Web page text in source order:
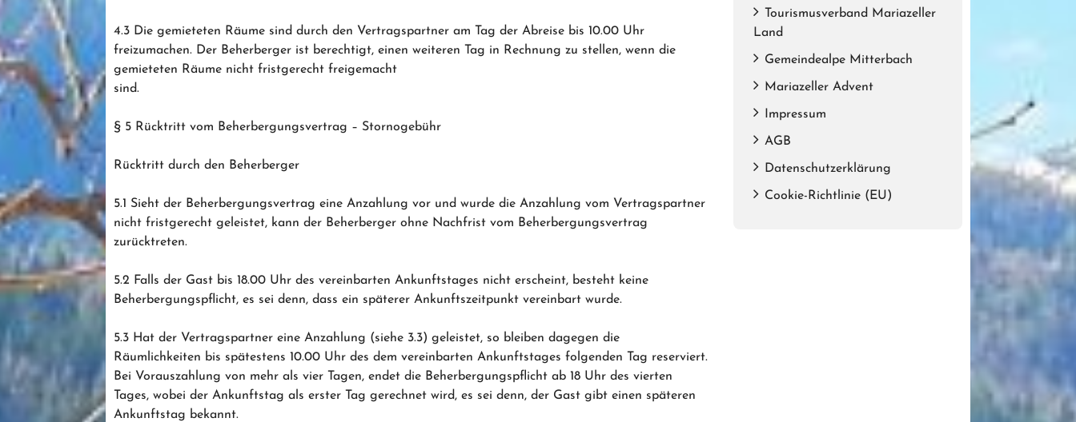
4.3 Die gemieteten Räume sind durch den Vertragspartner am Tag der Abreise bis 10.00 Uhr
freizumachen. Der Beherberger ist berechtigt, einen weiteren Tag in Rechnung zu stellen, wenn die
gemieteten Räume nicht fristgerecht freigemacht
sind.
§ 5 Rücktritt vom Beherbergungsvertrag – Stornogebühr
Rücktritt durch den Beherberger
5.1 Sieht der Beherbergungsvertrag eine Anzahlung vor und wurde die Anzahlung vom Vertragspartner
nicht fristgerecht geleistet, kann der Beherberger ohne Nachfrist vom Beherbergungsvertrag
zurücktreten.
5.2 Falls der Gast bis 18.00 Uhr des vereinbarten Ankunftstages nicht erscheint, besteht keine
Beherbergungspflicht, es sei denn, dass ein späterer Ankunftszeitpunkt vereinbart wurde.
5.3 Hat der Vertragspartner eine Anzahlung (siehe 3.3) geleistet, so bleiben dagegen die
Räumlichkeiten bis spätestens 10.00 Uhr des dem vereinbarten Ankunftstages folgenden Tag reserviert.
Bei Vorauszahlung von mehr als vier Tagen, endet die Beherbergungspflicht ab 18 Uhr des vierten
Tages, wobei der Ankunftstag als erster Tag gerechnet wird, es sei denn, der Gast gibt einen späteren
Ankunftstag bekannt.
Tourismusverband Mariazeller
Land
Gemeindealpe Mitterbach
Mariazeller Advent
Impressum
AGB
Datenschutzerklärung
Cookie-Richtlinie (EU)